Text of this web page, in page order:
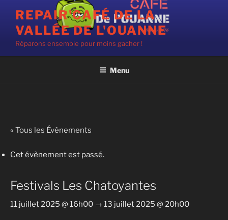
contenu
principal
REPAIR'CAFÉ DE LA
VALLÉE DE L'OUANNE
Réparons ensemble pour moins gacher !
Menu
« Tous les Évènements
Cet évènement est passé.
Festivals Les Chatoyantes
11 juillet 2025 @ 16h00 → 13 juillet 2025 @ 20h00